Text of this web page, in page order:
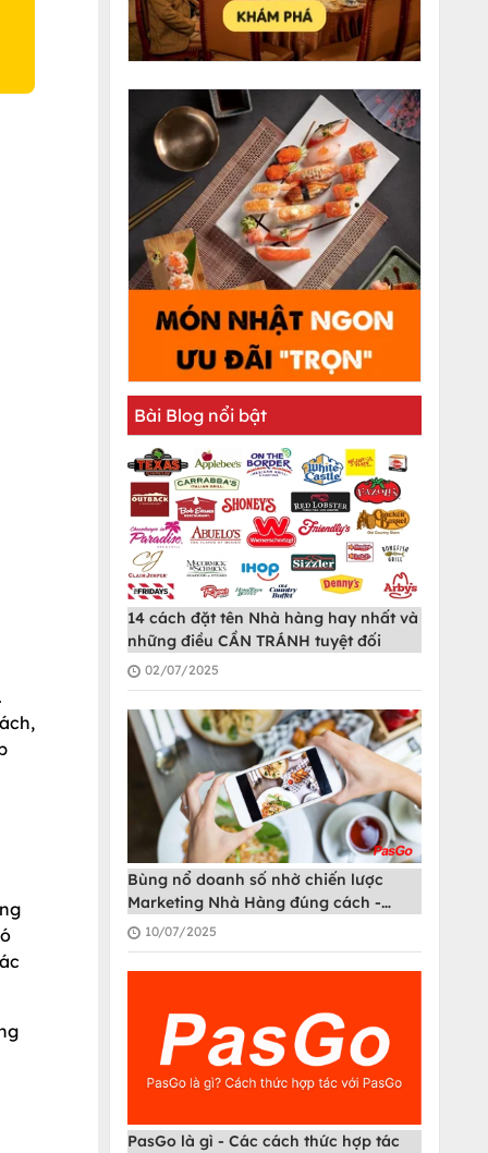
Bài Blog nổi bật
14 cách đặt tên Nhà hàng hay nhất và
những điều CẦN TRÁNH tuyệt đối
02/07/2025
Bùng nổ doanh số nhờ chiến lược
Marketing Nhà Hàng đúng cách -
PasGo
10/07/2025
PasGo là gì - Các cách thức hợp tác